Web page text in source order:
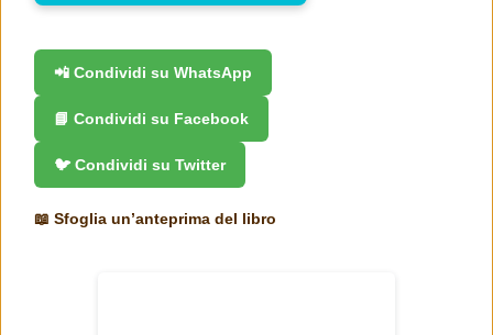
📲 Condividi su WhatsApp
📘 Condividi su Facebook
🐦 Condividi su Twitter
📖 Sfoglia un’anteprima del libro